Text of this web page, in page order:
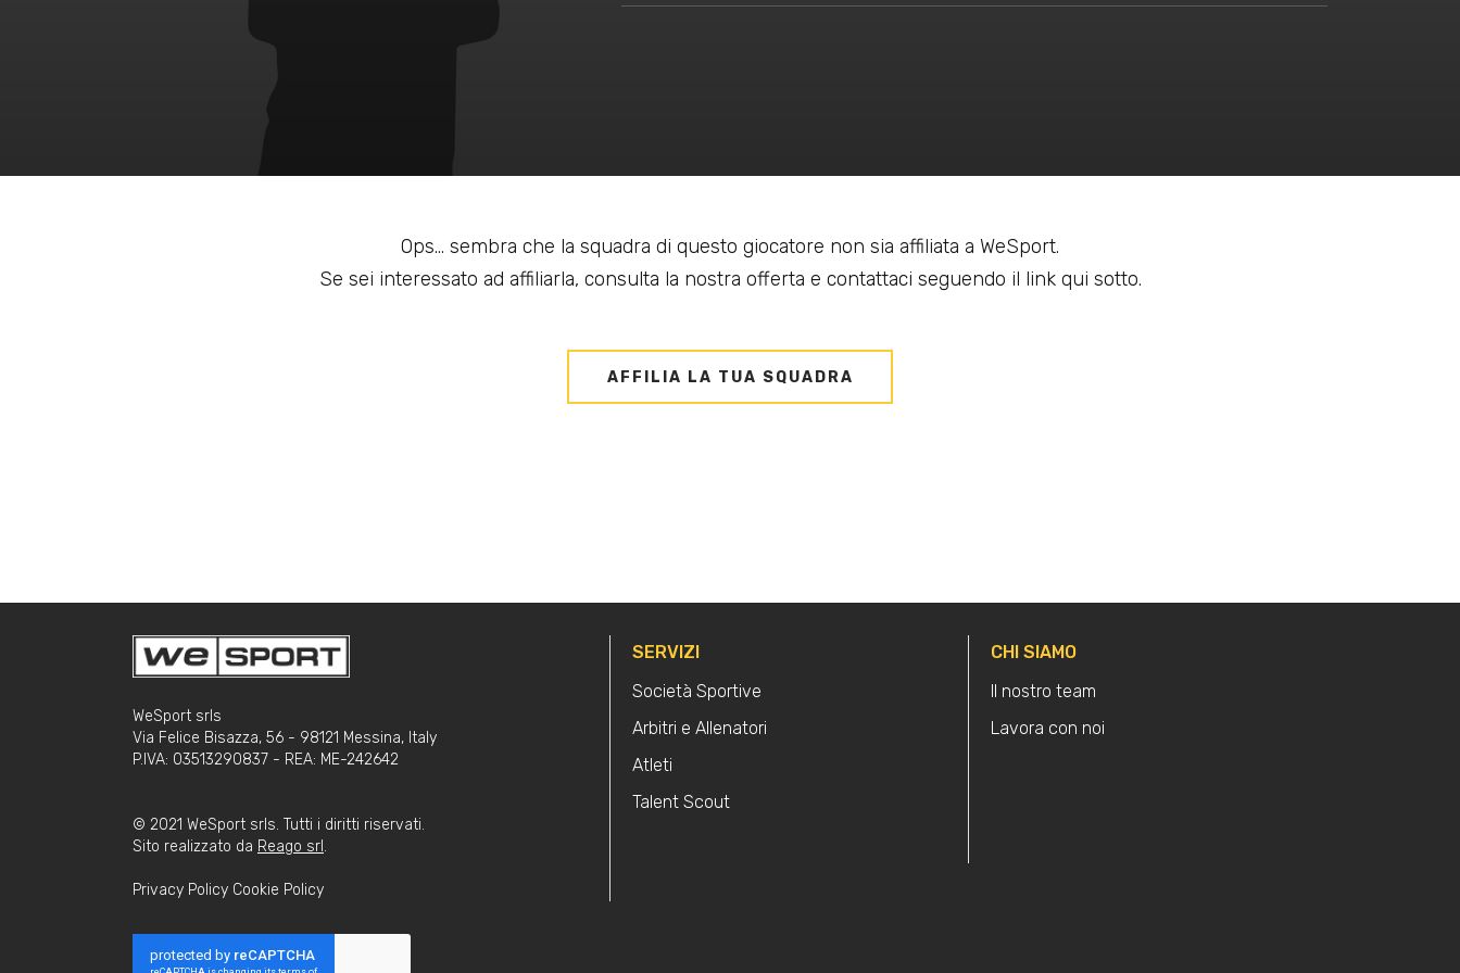
Ops... sembra che la squadra di questo giocatore non sia affiliata a WeSport.
Se sei interessato ad affiliarla, consulta la nostra offerta e contattaci seguendo il link qui sotto.
AFFILIA LA TUA SQUADRA
WeSport srls
Via Felice Bisazza, 56 - 98121 Messina, Italy
P.IVA: 03513290837 - REA: ME-242642
© 2021 WeSport srls. Tutti i diritti riservati.
Sito realizzato da Reago srl .
Privacy Policy Cookie Policy
SERVIZI
Società Sportive
Arbitri e Allenatori
Atleti
Talent Scout
CHI SIAMO
Il nostro team
Lavora con noi